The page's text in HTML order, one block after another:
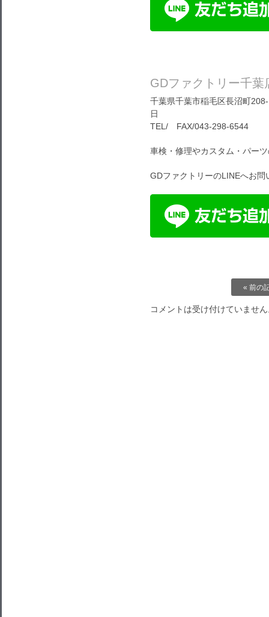
GDファクトリー千葉
千葉県千葉市稲毛区長沼町
日
TEL/ FAX/043-298-6544
車検・修理やカスタム・パー
GDファクトリーのLINEへお問
« 前の
コメントは受け付けていませ